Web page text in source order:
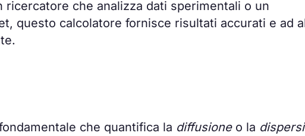
che analizza dati sperimentali o un
questo calcolatore fornisce risultati accurati e ad
che quantifica la diffusioneo la